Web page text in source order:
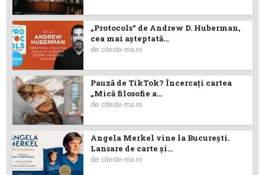
„Protocols“ de Andrew D. Huberman,
cea mai așteptată...
deciteste-ma.ro
Pauză de TikTok? Încercaţi cartea
„Mică filosofie a...
deciteste-ma.ro
Angela Merkel vine la București.
Lansare de carte şi...
deciteste-ma.ro